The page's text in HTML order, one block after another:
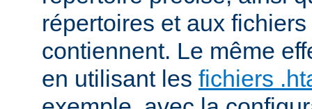
répertoires et aux
contiennent. Le même
en utilisant les fichiers